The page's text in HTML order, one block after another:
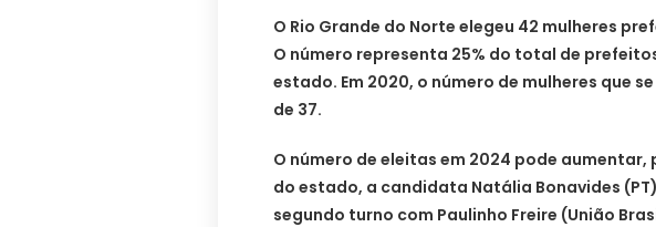
O Rio Grande do Norte elegeu 42 mulheres
O número representa 25% do total de
estado. Em 2020, o número de mulheres que
de 37.
O número de eleitas em 2024 pode
do estado, a candidata Natália Bonavides
segundo turno com Paulinho Freire (União